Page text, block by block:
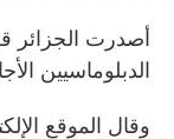
أصدرت الجزائر
الدبلوماسيين
وقال الموقع